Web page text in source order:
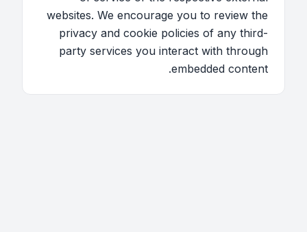
websites. We encourage you to review the
privacy and cookie policies of any third-
party services you interact with through
embedded content.